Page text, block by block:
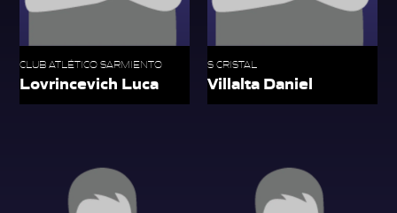
CLUB ATLÉTICO SARMIENTO
Lovrincevich Luca
S CRISTAL
Villalta Daniel